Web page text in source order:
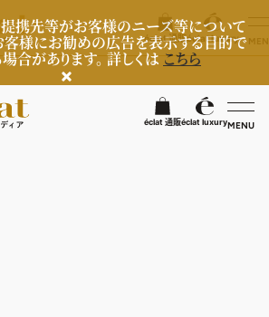
提携先等がお客様のニーズ等について
客様にお勧めの広告を表示する目的で
合があります。 詳しくはこちら
éclat 通販éclat luxuryMENU検
éclat 通販éclat luxury